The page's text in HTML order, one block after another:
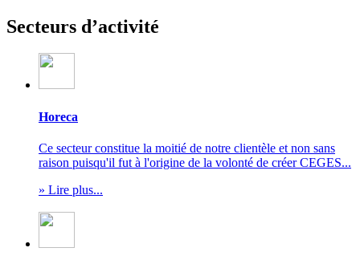
Secteurs d’activité
Horeca
Ce secteur constitue la moitié de notre clientèle et non sans
raison puisqu'il fut à l'origine de la volonté de créer CEGES...
» Lire plus...